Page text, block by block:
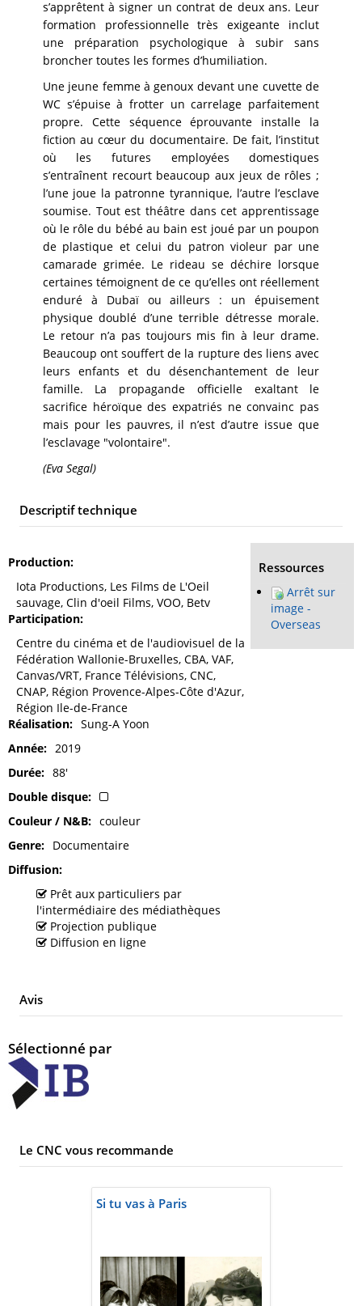
s’apprêtent à signer un contrat de deux ans. Leur
formation professionnelle très exigeante inclut
une préparation psychologique à subir sans
broncher toutes les formes d’humiliation.
Une jeune femme à genoux devant une cuvette de
WC s’épuise à frotter un carrelage parfaitement
propre. Cette séquence éprouvante installe la
fiction au cœur du documentaire. De fait, l’institut
où les futures employées domestiques
s’entraînent recourt beaucoup aux jeux de rôles ;
l’une joue la patronne tyrannique, l’autre l’esclave
soumise. Tout est théâtre dans cet apprentissage
où le rôle du bébé au bain est joué par un poupon
de plastique et celui du patron violeur par une
camarade grimée. Le rideau se déchire lorsque
certaines témoignent de ce qu’elles ont réellement
enduré à Dubaï ou ailleurs : un épuisement
physique doublé d’une terrible détresse morale.
Le retour n’a pas toujours mis fin à leur drame.
Beaucoup ont souffert de la rupture des liens avec
leurs enfants et du désenchantement de leur
famille. La propagande officielle exaltant le
sacrifice héroïque des expatriés ne convainc pas
mais pour les pauvres, il n’est d’autre issue que
l’esclavage "volontaire".
(Eva Segal)
Descriptif technique
Production
Iota Productions, Les Films de L'Oeil
sauvage, Clin d'oeil Films, VOO, Betv
Participation
Centre du cinéma et de l'audiovisuel de la
Fédération Wallonie-Bruxelles, CBA, VAF,
Canvas/VRT, France Télévisions, CNC,
CNAP, Région Provence-Alpes-Côte d'Azur,
Région Ile-de-France
Réalisation
Sung-A Yoon
Année
2019
Durée
88'
Double disque
Couleur / N&B
couleur
Genre
Documentaire
Diffusion
Prêt aux particuliers par
l'intermédiaire des médiathèques
Projection publique
Diffusion en ligne
Ressources
Arrêt sur
image -
Overseas
Avis
Sélectionné par
Le CNC vous recommande
Si tu vas à Paris